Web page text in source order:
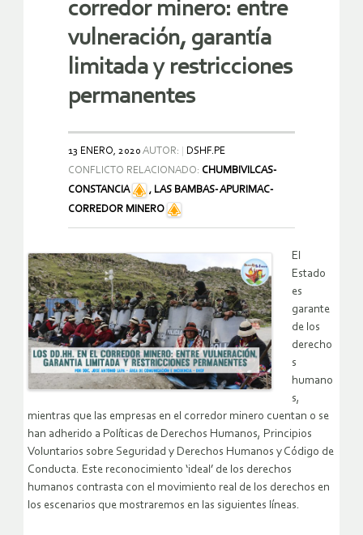
corredor minero: entre
vulneración, garantía
limitada y restricciones
permanentes
13 ENERO, 2020 AUTOR:
DSHF.PE
CONFLICTO RELACIONADO: CHUMBIVILCAS-
CONSTANCIA
, LAS BAMBAS- APURIMAC-
CORREDOR MINERO
El
Estado
es
garante
de los
derecho
s
humano
s,
mientras que las empresas en el corredor minero cuentan o se
han adherido a Políticas de Derechos Humanos, Principios
Voluntarios sobre Seguridad y Derechos Humanos y Código de
Conducta. Este reconocimiento ‘ideal’ de los derechos
humanos contrasta con el movimiento real de los derechos en
los escenarios que mostraremos en las siguientes líneas.